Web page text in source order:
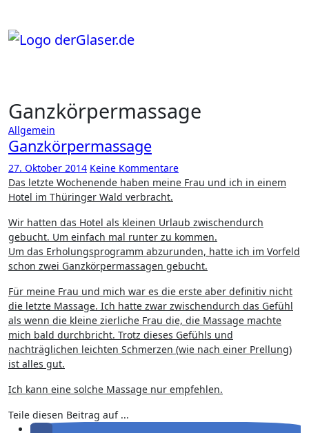
springen
Ganzkörpermassage
Allgemein
Ganzkörpermassage
27. Oktober 2014 Keine Kommentare
Das letzte Wochenende haben meine Frau und ich in einem
Hotel im Thüringer Wald verbracht.
Wir hatten das Hotel als kleinen Urlaub zwischendurch
gebucht. Um einfach mal runter zu kommen.
Um das Erholungsprogramm abzurunden, hatte ich im Vorfeld
schon zwei Ganzkörpermassagen gebucht.
Für meine Frau und mich war es die erste aber definitiv nicht
die letzte Massage. Ich hatte zwar zwischendurch das Gefühl
als wenn die kleine zierliche Frau die, die Massage machte
mich bald durchbricht. Trotz dieses Gefühls und
nachträglichen leichten Schmerzen (wie nach einer Prellung)
ist alles gut.
Ich kann eine solche Massage nur empfehlen.
Teile diesen Beitrag auf ...